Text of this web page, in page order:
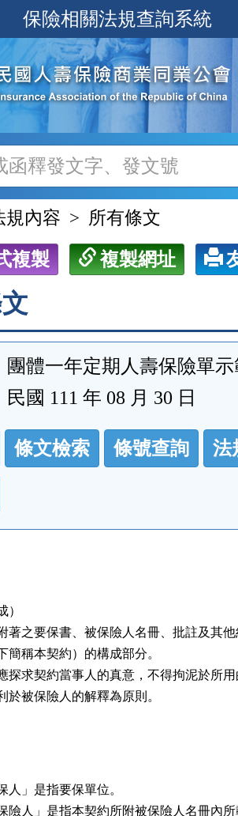
保險相關法規查詢系統
規內容 所有條文
複製 複製網址
團體一年定期人壽保險單
民國 111 年 08 月 30 日
條文檢索 條號查詢 法
）
著之要保書、被保險人名冊、批註及其
簡稱本契約）的構成部分。
探求契約當事人的真意，不得拘泥於所
於被保險人的解釋為原則。
人」是指要保單位。
險人」是指本契約所附被保險人名冊內